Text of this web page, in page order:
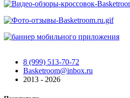
8 (999) 513-70-72
Basketroom@inbox.ru
2013 - 2026